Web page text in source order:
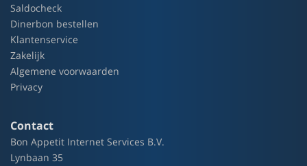
Saldocheck
Dinerbon bestellen
Klantenservice
Zakelijk
Algemene voorwaarden
Privacy
Contact
Bon Appetit Internet Services B.V.
Lynbaan 35